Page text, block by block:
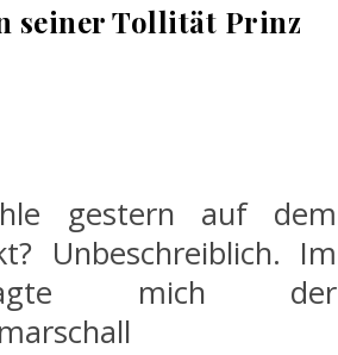
seiner Tollität Prinz
gestern auf dem
Unbeschreiblich. Im
mich der